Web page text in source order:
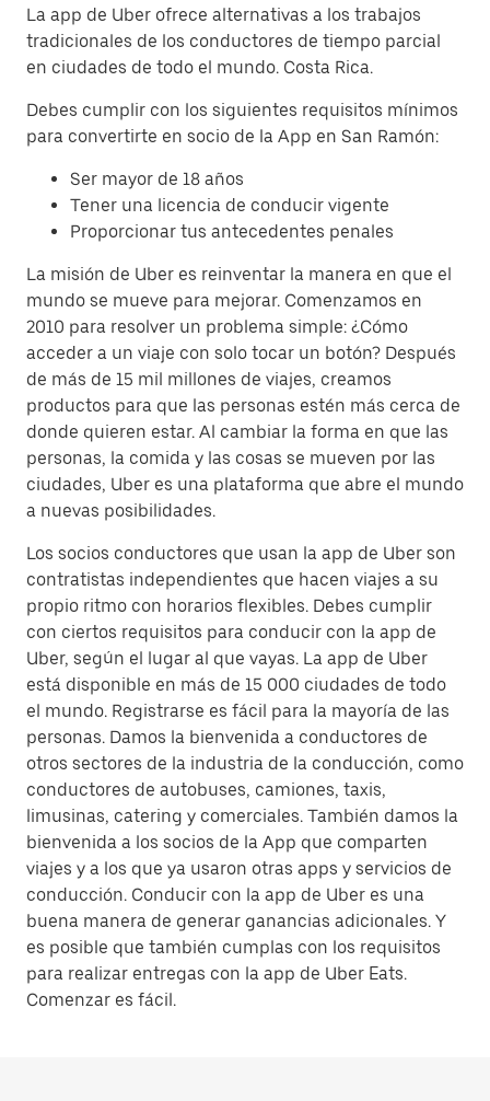
La app de Uber ofrece alternativas a los trabajos
tradicionales de los conductores de tiempo parcial
en ciudades de todo el mundo. Costa Rica.
Debes cumplir con los siguientes requisitos mínimos
para convertirte en socio de la App en San Ramón:
Ser mayor de 18 años
Tener una licencia de conducir vigente
Proporcionar tus antecedentes penales
La misión de Uber es reinventar la manera en que el
mundo se mueve para mejorar. Comenzamos en
2010 para resolver un problema simple: ¿Cómo
acceder a un viaje con solo tocar un botón? Después
de más de 15 mil millones de viajes, creamos
productos para que las personas estén más cerca de
donde quieren estar. Al cambiar la forma en que las
personas, la comida y las cosas se mueven por las
ciudades, Uber es una plataforma que abre el mundo
a nuevas posibilidades.
Los socios conductores que usan la app de Uber son
contratistas independientes que hacen viajes a su
propio ritmo con horarios flexibles. Debes cumplir
con ciertos requisitos para conducir con la app de
Uber, según el lugar al que vayas. La app de Uber
está disponible en más de 15 000 ciudades de todo
el mundo. Registrarse es fácil para la mayoría de las
personas. Damos la bienvenida a conductores de
otros sectores de la industria de la conducción, como
conductores de autobuses, camiones, taxis,
limusinas, catering y comerciales. También damos la
bienvenida a los socios de la App que comparten
viajes y a los que ya usaron otras apps y servicios de
conducción. Conducir con la app de Uber es una
buena manera de generar ganancias adicionales. Y
es posible que también cumplas con los requisitos
para realizar entregas con la app de Uber Eats.
Comenzar es fácil.